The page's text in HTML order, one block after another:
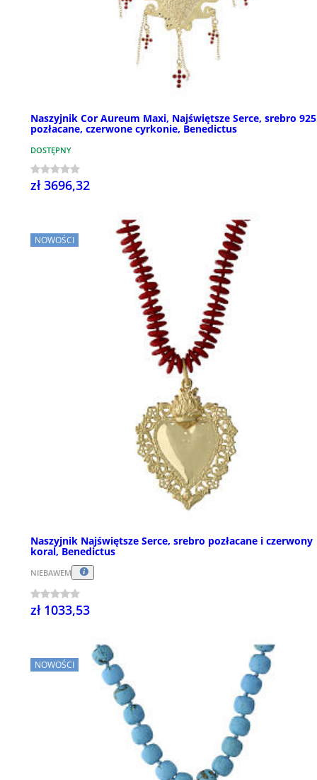
Naszyjnik Cor Aureum Maxi, Najświętsze Serce, srebro 925
pozłacane, czerwone cyrkonie, Benedictus
DOSTĘPNY
zł 3696,32
NOWOŚCI
Naszyjnik Najświętsze Serce, srebro pozłacane i czerwony
koral, Benedictus
NIEBAWEM
zł 1033,53
NOWOŚCI